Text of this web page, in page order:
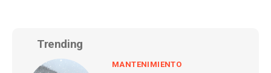
Trending
MANTENIMIENTO